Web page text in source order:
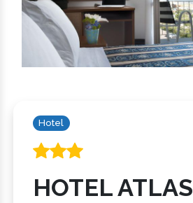
Hotel
HOTEL ATLAS